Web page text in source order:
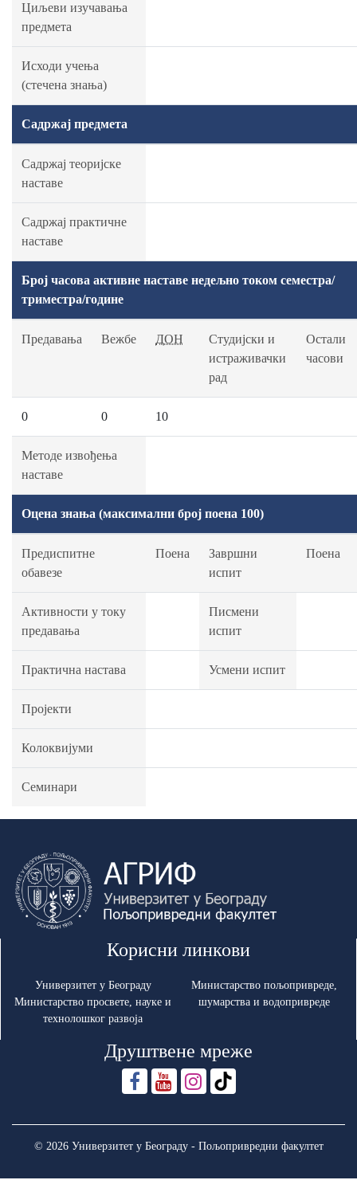
Циљеви изучавања
предмета
Исходи учења
(стечена знања)
Садржај предмета
Садржај теоријске
наставе
Садржај практичне
наставе
Број часова активне наставе недељно током семестра/
триместра/године
Предавања Вежбе ДОН
Студијски и
истраживачки
рад
Остали
часови
0 0 10
Методе извођења
наставе
Оцена знања (максимални број поена 100)
Предиспитне
обавезе
Поена
Завршни
испит
Поена
Активности у току
предавања
Писмени
испит
Практична настава Усмени испит
Пројекти
Колоквијуми
Семинари
Корисни линкови
Универзитет у Београду
Министарство просвете, науке и
технолошког развоја
Министарство пољопривреде,
шумарства и водопривреде
Друштвене мреже
© 2026 Универзитет у Београду - Пољопривредни факултет